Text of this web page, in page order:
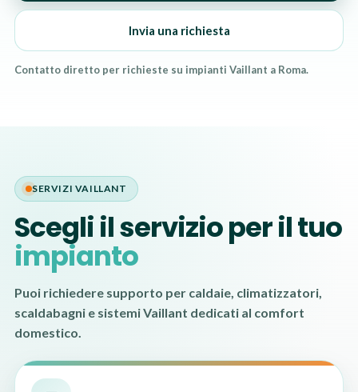
Invia una richiesta
Contatto diretto per richieste su impianti Vaillant a Roma.
SERVIZI VAILLANT
Scegli il servizio per il tuo
impianto
Puoi richiedere supporto per caldaie, climatizzatori,
scaldabagni e sistemi Vaillant dedicati al comfort
domestico.